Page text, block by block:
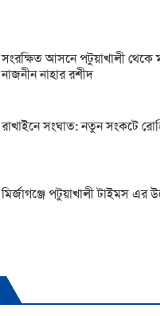
সংরক্ষিত আসনে পটুয়াখালী থেকে
নাজনীন নাহার রশীদ
রাখাইনে সংঘাত: নতুন সংকটে
মির্জাগঞ্জে পটুয়াখালী টাইমস এর